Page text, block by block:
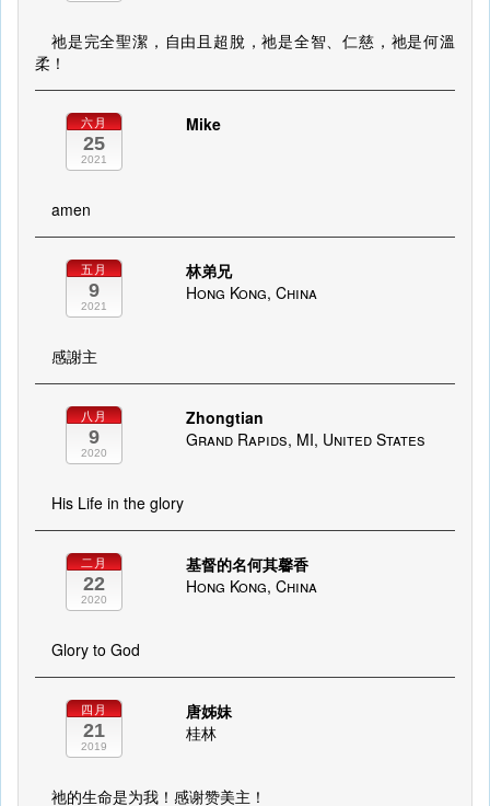
祂是完全聖潔，自由且超脫，祂是全智、仁慈，祂是何溫
柔！
六月
25
2021
Mike
amen
五月
9
2021
林弟兄
Hong Kong, China
感謝主
八月
9
2020
Zhongtian
Grand Rapids, MI, United States
His Life in the glory
二月
22
2020
基督的名何其馨香
Hong Kong, China
Glory to God
四月
21
2019
唐姊妹
桂林
祂的生命是为我！感谢赞美主！